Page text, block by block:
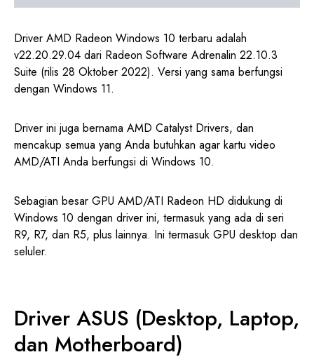
Driver AMD Radeon Windows 10 terbaru adalah
v22.20.29.04 dari Radeon Software Adrenalin 22.10.3
Suite (rilis 28 Oktober 2022). Versi yang sama berfungsi
dengan Windows 11.
Driver ini juga bernama AMD Catalyst Drivers, dan
mencakup semua yang Anda butuhkan agar kartu video
AMD/ATI Anda berfungsi di Windows 10.
Sebagian besar GPU AMD/ATI Radeon HD didukung di
Windows 10 dengan driver ini, termasuk yang ada di seri
R9, R7, dan R5, plus lainnya. Ini termasuk GPU desktop dan
seluler.
Driver ASUS (Desktop, Laptop,
dan Motherboard)